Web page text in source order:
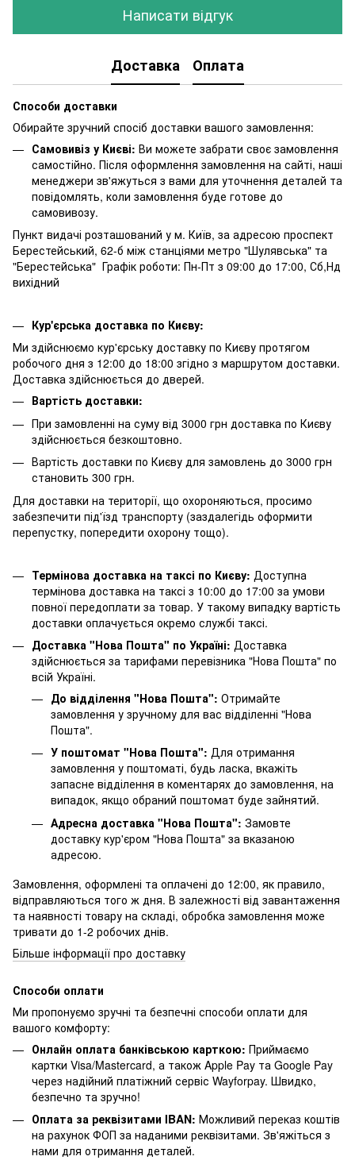
Написати відгук
Доставка Оплата
Способи доставки
Обирайте зручний спосіб доставки вашого замовлення:
Самовивіз у Києві: Ви можете забрати своє замовлення
самостійно. Після оформлення замовлення на сайті, наші
менеджери зв'яжуться з вами для уточнення деталей та
повідомлять, коли замовлення буде готове до
самовивозу.
Пункт видачі розташований у м. Київ, за адресою проспект
Берестейський, 62-б між станціями метро "Шулявська" та
"Берестейська" Графік роботи: Пн-Пт з 09:00 до 17:00, Сб,Нд
вихідний
Кур'єрська доставка по Києву:
Ми здійснюємо кур'єрську доставку по Києву протягом
робочого дня з 12:00 до 18:00 згідно з маршрутом доставки.
Доставка здійснюється до дверей.
Вартість доставки:
При замовленні на суму від 3000 грн доставка по Києву
здійснюється безкоштовно.
Вартість доставки по Києву для замовлень до 3000 грн
становить 300 грн.
Для доставки на території, що охороняються, просимо
забезпечити під'їзд транспорту (заздалегідь оформити
перепустку, попередити охорону тощо).
Термінова доставка на таксі по Києву: Доступна
термінова доставка на таксі з 10:00 до 17:00 за умови
повної передоплати за товар. У такому випадку вартість
доставки оплачується окремо службі таксі.
Доставка "Нова Пошта" по Україні: Доставка
здійснюється за тарифами перевізника "Нова Пошта" по
всій Україні.
До відділення "Нова Пошта": Отримайте
замовлення у зручному для вас відділенні "Нова
Пошта".
У поштомат "Нова Пошта": Для отримання
замовлення у поштоматі, будь ласка, вкажіть
запасне відділення в коментарях до замовлення, на
випадок, якщо обраний поштомат буде зайнятий.
Адресна доставка "Нова Пошта": Замовте
доставку кур'єром "Нова Пошта" за вказаною
адресою.
Замовлення, оформлені та оплачені до 12:00, як правило,
відправляються того ж дня. В залежності від завантаження
та наявності товару на складі, обробка замовлення може
тривати до 1-2 робочих днів.
Більше інформації про доставку
Способи оплати
Ми пропонуємо зручні та безпечні способи оплати для
вашого комфорту:
Онлайн оплата банківською карткою: Приймаємо
картки Visa/Mastercard, а також Apple Pay та Google Pay
через надійний платіжний сервіс Wayforpay. Швидко,
безпечно та зручно!
Оплата за реквізитами IBAN: Можливий переказ коштів
на рахунок ФОП за наданими реквізитами. Зв'яжіться з
нами для отримання деталей.